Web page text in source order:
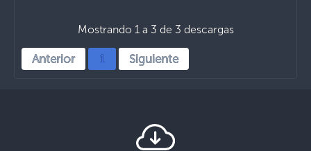
Mostrando 1 a 3 de 3 descargas
Anterior 1 Siguiente